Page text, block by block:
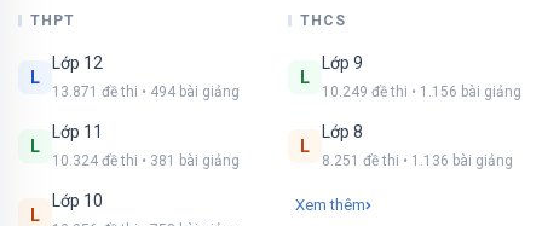
THPT
L
Lớp 12
13.871 đề thi • 494 bài giảng
L
Lớp 11
10.324 đề thi • 381 bài giảng
L
Lớp 10
THCS
L
Lớp 9
10.249 đề thi • 1.156 bài giảng
L
Lớp 8
8.251 đề thi • 1.136 bài giảng
Xem thêm